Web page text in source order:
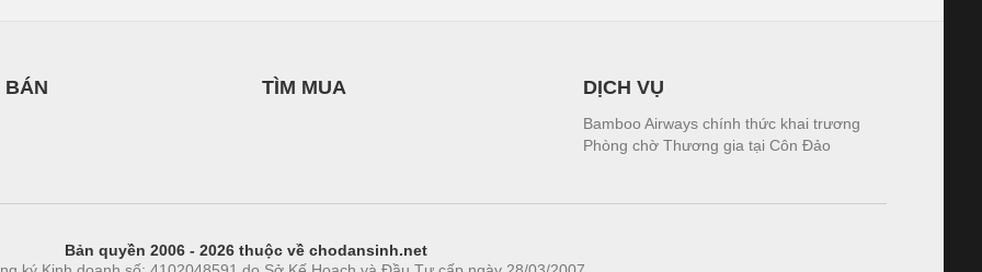
BÁN TÌM MUA DỊCH VỤ
Bamboo Airways chính thức khai trương
Phòng chờ Thương gia tại Côn Đảo
Bản quyền 2006 - 2026 thuộc về chodansinh.net